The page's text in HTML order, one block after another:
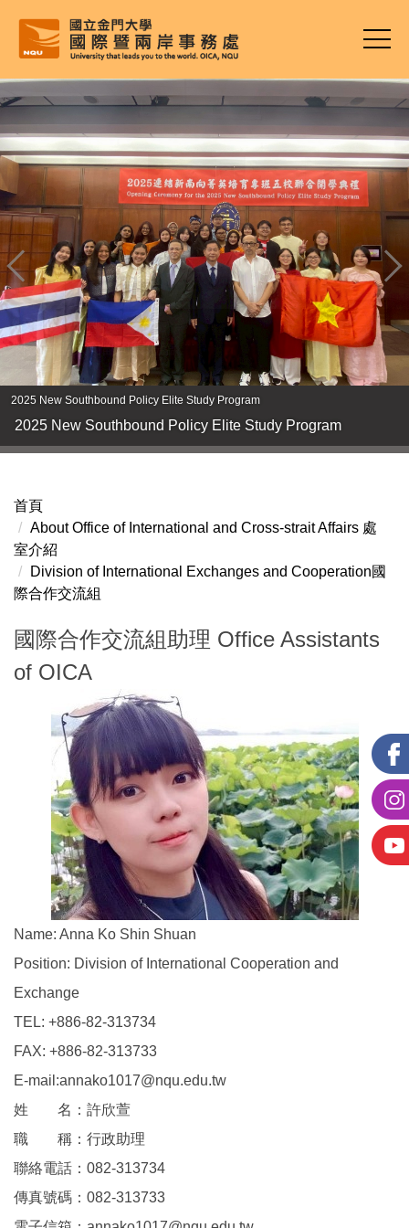
主
要
內
容
區
2025 New Southbound Policy Elite Study Program
2025 New Southbound Policy Elite Study Program
首頁
About Office of International and Cross-strait Affairs 處
室介紹
Division of International Exchanges and Cooperation國
際合作交流組
國際合作交流組助理 Office Assistants
of OICA
Name: Anna Ko Shin Shuan
Position: Division of International Cooperation and
Exchange
TEL: +886-82-313734
FAX: +886-82-313733
E-mail:annako1017@nqu.edu.tw
姓 名：許欣萱
職 稱：行政助理
聯絡電話：082-313734
傳真號碼：082-313733